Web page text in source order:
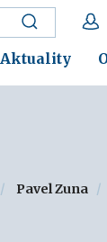
Aktuality
Pavel Zuna